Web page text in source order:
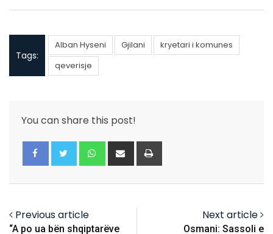
Tags:
Alban Hyseni Gjilani
kryetari i komunes
qeverisje
You can share this post!
Whatsapp
Share
via
Previous article
“A po ua bën shqiptarëve
Next article
Osmani: Sassoli e